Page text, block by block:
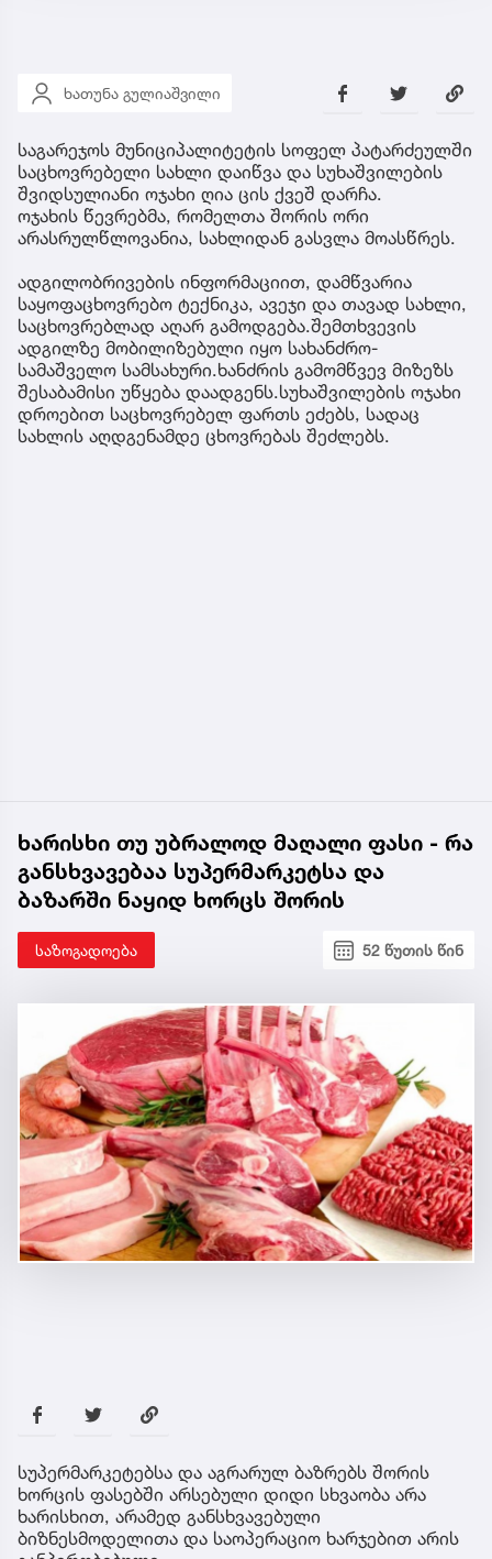
ხათუნა გულიაშვილი
საგარეჯოს მუნიციპალიტეტის სოფელ პატარძეულში
საცხოვრებელი სახლი დაიწვა და სუხაშვილების
შვიდსულიანი ოჯახი ღია ცის ქვეშ დარჩა.
ოჯახის წევრებმა, რომელთა შორის ორი
არასრულწლოვანია, სახლიდან გასვლა მოასწრეს.
ადგილობრივების ინფორმაციით, დამწვარია
საყოფაცხოვრებო ტექნიკა, ავეჯი და თავად სახლი,
საცხოვრებლად აღარ გამოდგება.შემთხვევის
ადგილზე მობილიზებული იყო სახანძრო-
სამაშველო სამსახური.ხანძრის გამომწვევ მიზეზს
შესაბამისი უწყება დაადგენს.სუხაშვილების ოჯახი
დროებით საცხოვრებელ ფართს ეძებს, სადაც
სახლის აღდგენამდე ცხოვრებას შეძლებს.
ხარისხი თუ უბრალოდ მაღალი ფასი - რა
განსხვავებაა სუპერმარკეტსა და
ბაზარში ნაყიდ ხორცს შორის
საზოგადოება 52 წუთის წინ
სუპერმარკეტებსა და აგრარულ ბაზრებს შორის
ხორცის ფასებში არსებული დიდი სხვაობა არა
ხარისხით, არამედ განსხვავებული
ბიზნესმოდელითა და საოპერაციო ხარჯებით არის